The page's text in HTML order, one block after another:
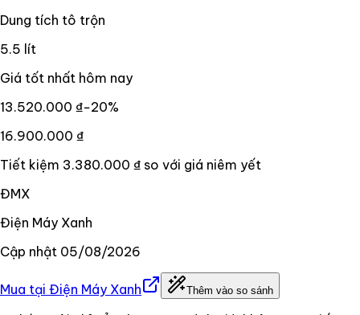
Dung tích tô trộn
5.5 lít
Giá tốt nhất hôm nay
13.520.000 ₫−20%
16.900.000 ₫
Tiết kiệm 3.380.000 ₫ so với giá niêm yết
ĐMX
Điện Máy Xanh
Cập nhật 05/08/2026
Mua tại Điện Máy Xanh Thêm vào so sánh